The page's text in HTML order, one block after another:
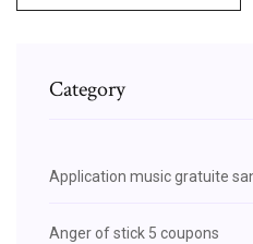
Category
Application music gratuite
Anger of stick 5 coupons